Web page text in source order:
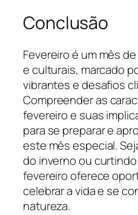
Conclusão
Fevereiro é um mês
e culturais, marcado
vibrantes e desafios
Compreender as
fevereiro e suas
para se preparar e
este mês especial.
do inverno ou
fevereiro oferece
celebrar a vida e se
natureza.